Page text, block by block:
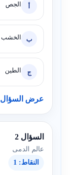
أ الجص
ب الخشب
ج الطين
عرض السؤال
السؤال 2
عالم الدمى
النقاط: 1